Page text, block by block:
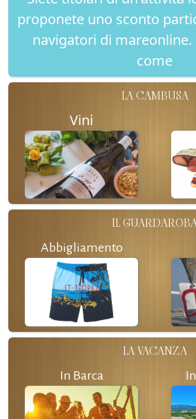
proponete uno sconto
navigatori di mareonline.
come
LA CAMBUSA
Vini
IL
Abbigliamento
LA VACANZA
In Barca